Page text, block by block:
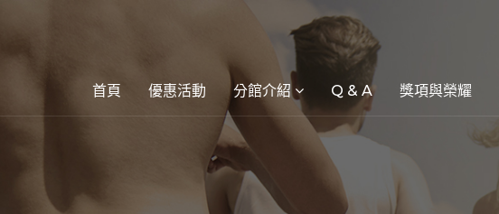
首頁 優惠活動 分館介紹 Q & A 獎項與榮耀